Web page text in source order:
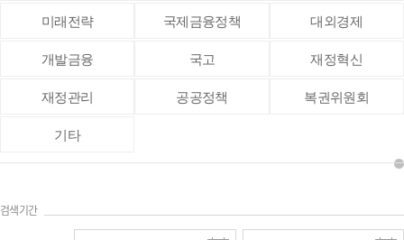
미래전략 국제금융정책 대외경제
개발금융 국고 재정혁신
재정관리 공공정책 복권위원회
기타
검색기간